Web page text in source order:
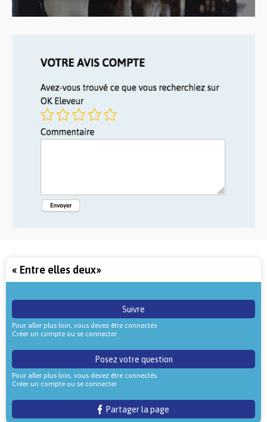
« Entre elles deux»
Suivre
Pour aller plus loin, vous devez être connectés
Créer un compte ou se connecter
Posez votre question
Pour aller plus loin, vous devez être connectés
Créer un compte ou se connecter
Partager la page